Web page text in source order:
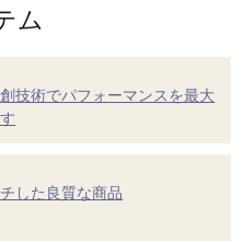
ム
技術でパフォーマンスを最大
した良質な商品